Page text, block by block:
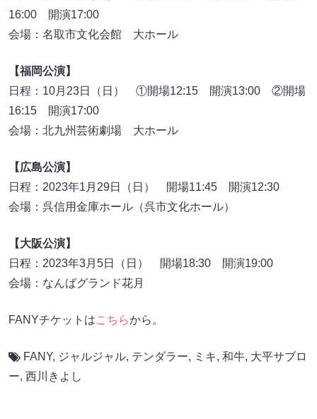
16:00 開演17:00
会場：名取市文化会館 大ホール
【福岡公演】
日程：10月23日（日） ①開場12:15 開演13:00 ②開場
16:15 開演17:00
会場：北九州芸術劇場 大ホール
【広島公演】
日程：2023年1月29日（日） 開場11:45 開演12:30
会場：呉信用金庫ホール（呉市文化ホール）
【大阪公演】
日程：2023年3月5日（日） 開場18:30 開演19:00
会場：なんばグランド花月
FANYチケットはこちらから。
FANY, ジャルジャル, テンダラー, ミキ, 和牛, 大平サブロ
ー, 西川きよし